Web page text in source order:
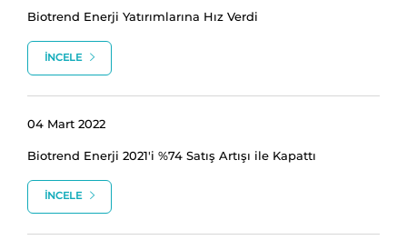
Biotrend Enerji Yatırımlarına Hız Verdi
İNCELE
04 Mart 2022
Biotrend Enerji 2021'i %74 Satış Artışı ile Kapattı
İNCELE